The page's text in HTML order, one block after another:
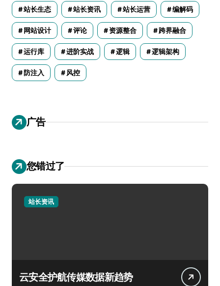
站长生态 站长资讯 站长运营 编解码
网站设计 评论 资源整合 跨界融合
运行库 进阶实战 逻辑 逻辑架构
防注入 风控
广告
您错过了
站长资讯
云安全护航传媒数据新趋势